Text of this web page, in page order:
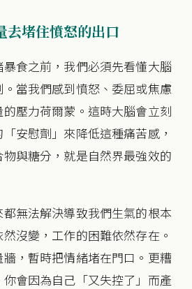
去堵住憤怒的出口
食之前，我們必須先看懂大腦
當我們感到憤怒、委屈或焦慮
壓力荷爾蒙。這時大腦會立刻
安慰劑」來降低這種痛苦感，
與糖分，就是自然界最強效的
無法解決導致我們生氣的根本
沒變，工作的困難依然存在。
，暫時把情緒堵在門口。更糟
會因為自己「又失控了」而產